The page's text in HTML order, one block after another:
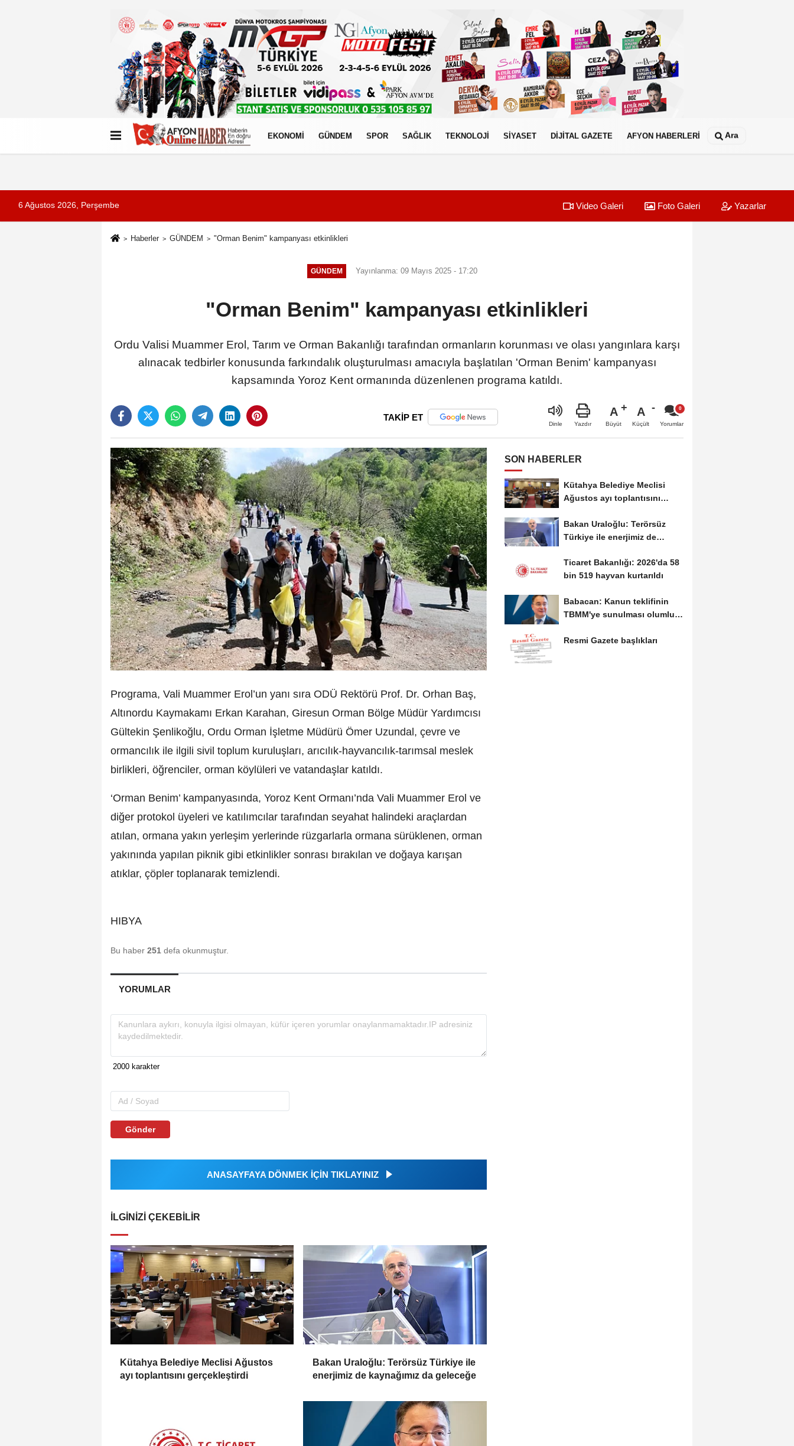
Künye İletişim Çerez Politikası
EKONOMİ GÜNDEM SPOR SAĞLIK TEKNOLOJİ SİYASET DİJİTAL GAZETE AFYON HABERLERİ Ara
6 Ağustos 2026, Perşembe Video Galeri Foto Galeri Yazarlar
Haberler GÜNDEM "Orman Benim" kampanyası etkinlikleri
GÜNDEM Yayınlanma: 09 Mayıs 2025 - 17:20
"Orman Benim" kampanyası etkinlikleri
Ordu Valisi Muammer Erol, Tarım ve Orman Bakanlığı tarafından ormanların korunması ve olası yangınlara karşı
alınacak tedbirler konusunda farkındalık oluşturulması amacıyla başlatılan 'Orman Benim' kampanyası
kapsamında Yoroz Kent ormanında düzenlenen programa katıldı.
TAKİP ET
Dinle Yazdır
A
Büyüt
A
Küçült Yorumlar
Programa, Vali Muammer Erol’un yanı sıra ODÜ Rektörü Prof. Dr. Orhan Baş,
Altınordu Kaymakamı Erkan Karahan, Giresun Orman Bölge Müdür Yardımcısı
Gültekin Şenlikoğlu, Ordu Orman İşletme Müdürü Ömer Uzundal, çevre ve
ormancılık ile ilgili sivil toplum kuruluşları, arıcılık-hayvancılık-tarımsal meslek
birlikleri, öğrenciler, orman köylüleri ve vatandaşlar katıldı.
‘Orman Benim’ kampanyasında, Yoroz Kent Ormanı’nda Vali Muammer Erol ve
diğer protokol üyeleri ve katılımcılar tarafından seyahat halindeki araçlardan
atılan, ormana yakın yerleşim yerlerinde rüzgarlarla ormana sürüklenen, orman
yakınında yapılan piknik gibi etkinlikler sonrası bırakılan ve doğaya karışan
atıklar, çöpler toplanarak temizlendi.
HIBYA
Bu haber 251 defa okunmuştur.
YORUMLAR
Gönder
ANASAYFAYA DÖNMEK İÇİN TIKLAYINIZ
İLGINIZI ÇEKEBILIR
Kütahya Belediye Meclisi Ağustos
ayı toplantısını gerçekleştirdi
Bakan Uraloğlu: Terörsüz Türkiye ile
enerjimiz de kaynağımız da geleceğe
SON HABERLER
Kütahya Belediye Meclisi
Ağustos ayı toplantısını
Bakan Uraloğlu: Terörsüz
Türkiye ile enerjimiz de
Ticaret Bakanlığı: 2026'da 58
bin 519 hayvan kurtarıldı
Babacan: Kanun teklifinin
TBMM'ye sunulması olumlu
Resmi Gazete başlıkları